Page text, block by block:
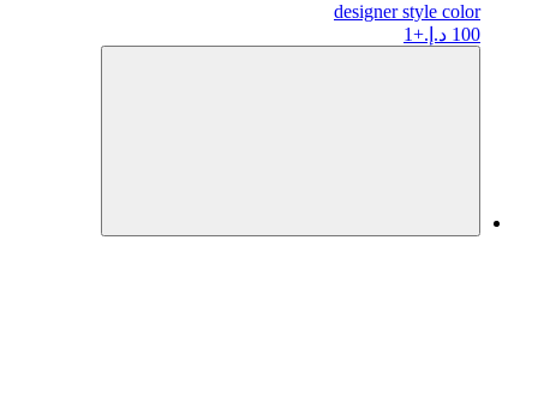
designerstyle color
100 د.إ.
+1